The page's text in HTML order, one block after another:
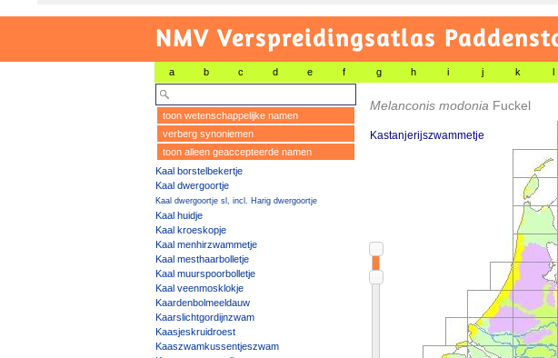
NMV Verspreidingsatlas
a b c d e f g h i j k l
toon wetenschappelijke namen
verberg synoniemen
toon alleen geaccepteerde namen
Kaal borstelbekertje
Kaal dwergoortje
Kaal dwergoortje sl, incl. Harig dwergoortje
Kaal huidje
Kaal kroeskopje
Kaal menhirzwammetje
Kaal mesthaarbolletje
Kaal muurspoorbolletje
Kaal veenmosklokje
Kaardenbolmeeldauw
Kaarslichtgordijnzwam
Kaasjeskruidroest
Kaaszwamkussentjeszwam
Melanconis modonia Fuckel
Kastanjerijszwammetje